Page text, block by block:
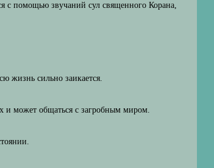
с помощью звучаний сул священного Корана,
жизнь сильно заикается.
и может общаться с загробным миром.